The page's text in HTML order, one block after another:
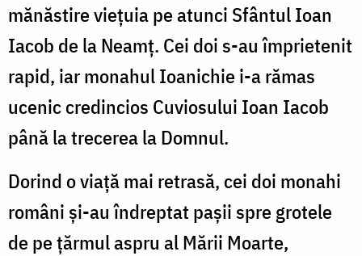
mănăstire vieţuia pe atunci Sfântul Ioan
Iacob de la Neamţ. Cei doi s-au împrietenit
rapid, iar monahul Ioanichie i-a rămas
ucenic credincios Cuviosului Ioan Iacob
până la trecerea la Domnul.
Dorind o viaţă mai retrasă, cei doi monahi
români şi-au îndreptat paşii spre grotele
de pe ţărmul aspru al Mării Moarte,